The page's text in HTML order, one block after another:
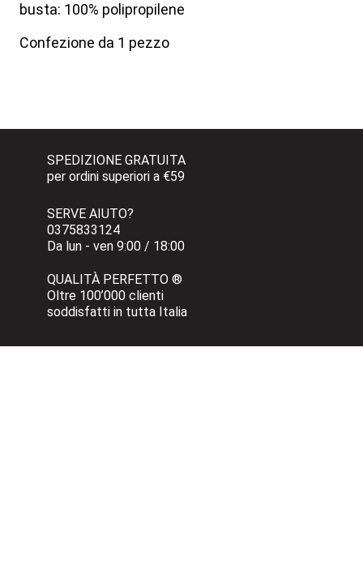
busta: 100% polipropilene
Confezione da 1 pezzo
SPEDIZIONE GRATUITA
per ordini superiori a €59
SERVE AIUTO?
0375833124
Da lun - ven 9:00 / 18:00
QUALITÀ PERFETTO ®
Oltre 100’000 clienti
soddisfatti in tutta Italia